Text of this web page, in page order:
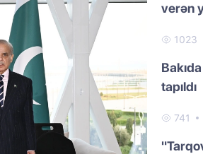
verən
1023
tapıldı
741